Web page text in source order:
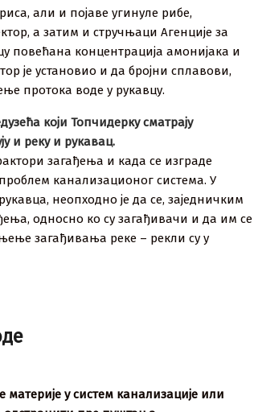
али и појаве угинуле рибе,
а затим и стручњаци Агенције за
повећана концентрација амонијака и
је установио и да бројни сплавови,
протока воде у рукавцу.
који Топчидерку сматрају
и реку и рукавац.
загађења и када се изграде
канализационог система. У
неопходно је да се, заједничким
односно ко су загађивачи и да им се
загађивања реке – рекли су у
материје у систем канализације или